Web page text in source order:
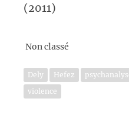
(2011)
Non classé
Dely Hefez
violence